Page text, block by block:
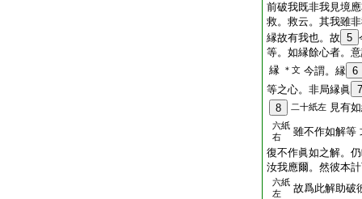
前破我既非我見境
救。救云。其我雖
縁故有我也。故 5
等。如縁餘心者。
縁 ＊文 今謂。縁 6
等之心。非局縁眞 7
8
二十紙左 見有
六紙
右
雖不作如解等
復不作眞如之解。
汝我應爾。然彼本
六紙
左
故爲此解助破